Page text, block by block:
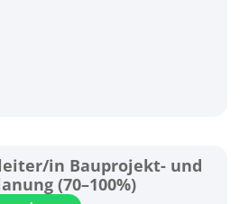
in Bauprojekt- und
(70–100%)